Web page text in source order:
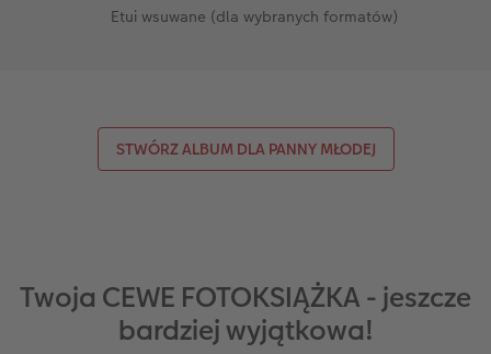
Etui wsuwane (dla wybranych formatów)
STWÓRZ ALBUM DLA PANNY MŁODEJ
Twoja CEWE FOTOKSIĄŻKA - jeszcze
bardziej wyjątkowa!